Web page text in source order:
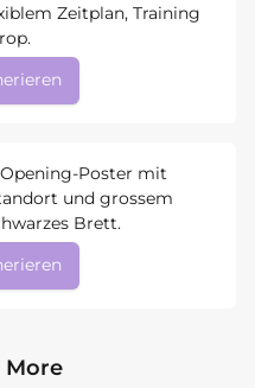
Zeitplan, Training
Poster mit
und grossem
Brett.
More